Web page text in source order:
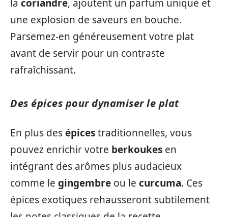
la coriandre, ajoutent un parfum unique et
une explosion de saveurs en bouche.
Parsemez-en généreusement votre plat
avant de servir pour un contraste
rafraîchissant.
Des épices pour dynamiser le plat
En plus desépicestraditionnelles, vous
pouvez enrichir votre berkoukes en
intégrant des arômes plus audacieux
comme le gingembre ou le curcuma. Ces
épices exotiques rehausseront subtilement